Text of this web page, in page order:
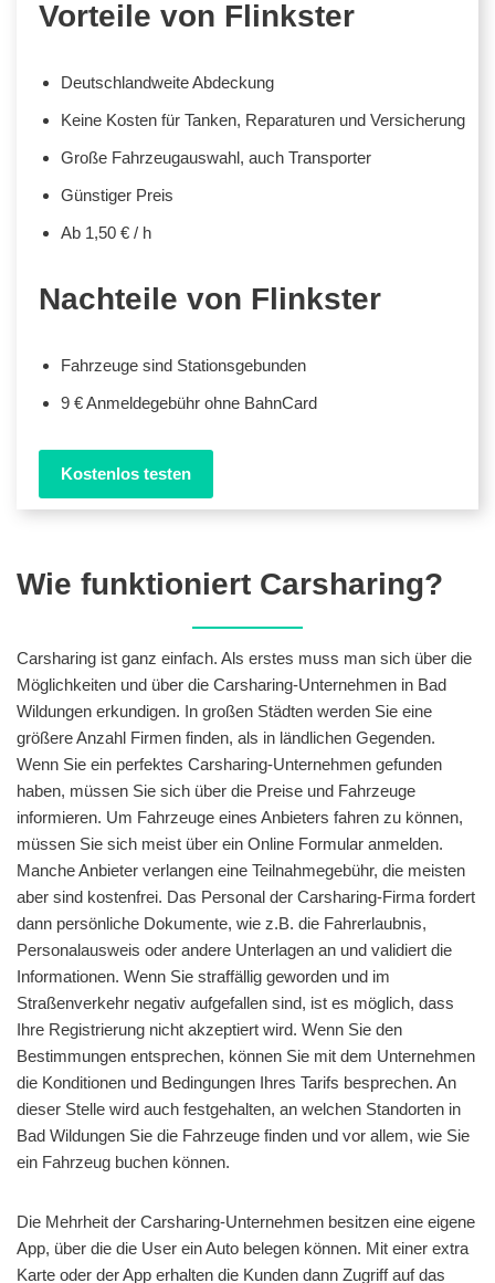
Vorteile von Flinkster
Deutschlandweite Abdeckung
Keine Kosten für Tanken, Reparaturen und Versicherung
Große Fahrzeugauswahl, auch Transporter
Günstiger Preis
Ab 1,50 € / h
Nachteile von Flinkster
Fahrzeuge sind Stationsgebunden
9 € Anmeldegebühr ohne BahnCard
Kostenlos testen
Wie funktioniert Carsharing?
Carsharing ist ganz einfach. Als erstes muss man sich über die
Möglichkeiten und über die Carsharing-Unternehmen in Bad
Wildungen erkundigen. In großen Städten werden Sie eine
größere Anzahl Firmen finden, als in ländlichen Gegenden.
Wenn Sie ein perfektes Carsharing-Unternehmen gefunden
haben, müssen Sie sich über die Preise und Fahrzeuge
informieren. Um Fahrzeuge eines Anbieters fahren zu können,
müssen Sie sich meist über ein Online Formular anmelden.
Manche Anbieter verlangen eine Teilnahmegebühr, die meisten
aber sind kostenfrei. Das Personal der Carsharing-Firma fordert
dann persönliche Dokumente, wie z.B. die Fahrerlaubnis,
Personalausweis oder andere Unterlagen an und validiert die
Informationen. Wenn Sie straffällig geworden und im
Straßenverkehr negativ aufgefallen sind, ist es möglich, dass
Ihre Registrierung nicht akzeptiert wird. Wenn Sie den
Bestimmungen entsprechen, können Sie mit dem Unternehmen
die Konditionen und Bedingungen Ihres Tarifs besprechen. An
dieser Stelle wird auch festgehalten, an welchen Standorten in
Bad Wildungen Sie die Fahrzeuge finden und vor allem, wie Sie
ein Fahrzeug buchen können.
Die Mehrheit der Carsharing-Unternehmen besitzen eine eigene
App, über die die User ein Auto belegen können. Mit einer extra
Karte oder der App erhalten die Kunden dann Zugriff auf das